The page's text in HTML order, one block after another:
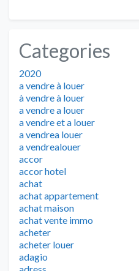
Categories
2020
a vendre à louer
à vendre à louer
a vendre a louer
a vendre et a louer
a vendrea louer
a vendrealouer
accor
accor hotel
achat
achat appartement
achat maison
achat vente immo
acheter
acheter louer
adagio